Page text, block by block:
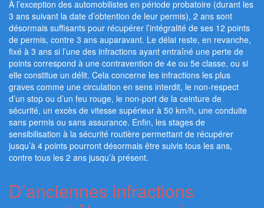
À l’exception des automobilistes en période probatoire (durant les
3 ans suivant la date d’obtention de leur permis), 2 ans sont
désormais suffisants pour récupérer l’intégralité de ses 12 points
de permis, contre 3 ans auparavant. Le délai reste, en revanche,
fixé à 3 ans si l’une des infractions ayant entraîné une perte de
points correspond à une contravention de 4e ou 5e classe, ou si
elle constitue un délit. Cela concerne les infractions les plus
graves comme une circulation en sens interdit, le non-respect
d’un stop ou d’un feu rouge, le non-port de la ceinture de
sécurité, un excès de vitesse supérieur à 50 km/h, une conduite
sans permis ou sans assurance. Enfin, les stages de
sensibilisation à la sécurité routière permettant de récupérer
jusqu’à 4 points pourront désormais être suivis tous les ans,
contre tous les 2 ans jusqu’à présent.
D’anciennes infractions